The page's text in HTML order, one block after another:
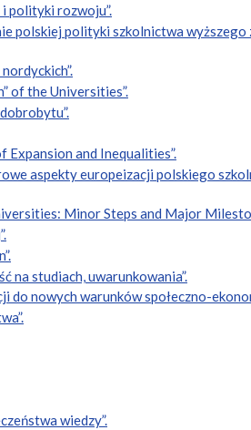
polityki rozwoju”.
polskiej polityki szkolnictwa wyższego
of the Universities”.
and Inequalities”.
aspekty europeizacji polskiego
Minor Steps and Major
na studiach, uwarunkowania”.
nowych warunków społeczno-
wiedzy”.